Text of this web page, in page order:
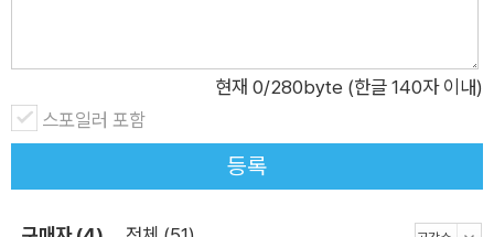
현재 0/280byte (한글 140자 이내)
스포일러 포함
등록